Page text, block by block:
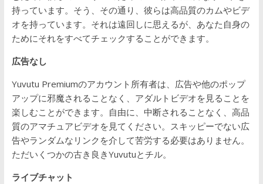
持っています。そう、その通り、彼らは高品質のカムやビデ
オを持っています。それは遠回しに思えるが、あなた自身の
ためにそれをすべてチェックすることができます。
広告なし
Yuvutu Premiumのアカウント所有者は、広告や他のポップ
アップに邪魔されることなく、アダルトビデオを見ることを
楽しむことができます。自由に、中断されることなく、高品
質のアマチュアビデオを見てください。スキッピーでない広
告やランダムなリンクを介して苦労する必要はありません。
ただいくつかの古き良きYuvutuとチル。
ライブチャット